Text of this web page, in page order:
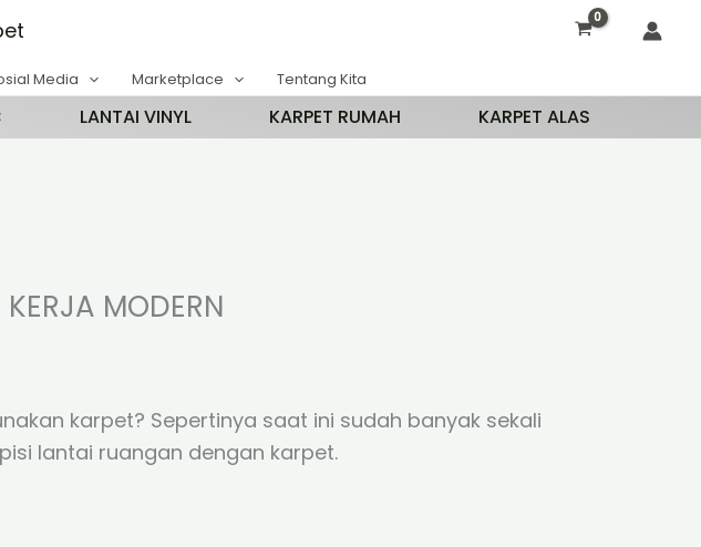
Media Marketplace Tentang Kita
LANTAI VINYL KARPET RUMAH KARPET ALAS
MODERN
karpet? Sepertinya saat ini sudah banyak sekali
lantai ruangan dengan karpet.